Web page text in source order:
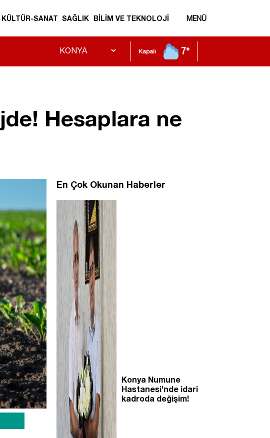
KÜLTÜR-SANAT SAĞLIK BİLİM VE TEKNOLOJİ MENÜ
Kapalı 7°
Hesaplara ne
En Çok Okunan Haberler
Konya Numune
Hastanesi’nde idari
kadroda değişim!